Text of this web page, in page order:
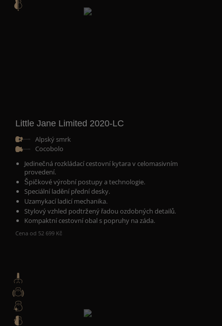
Little Jane Limited 2020-LC
Alpský smrk
Cocobolo
Jedinečná rozkládací cestovní kytara v celomasivním
provedení.
Špičkové výrobní postupy a technologie.
Speciální ladění přední desky.
Uzamykací ladicí mechanika.
Stylový vzhled podtržený řadou ozdobných detailů.
Kompaktní cestovní obal s popruhy na záda.
Cena od 52 699 Kč